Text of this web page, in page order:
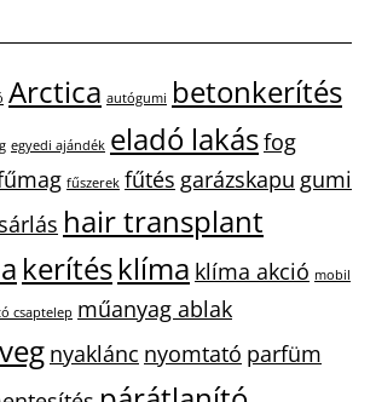
Arctica autógumi betonkerítés
egyedi ajándék eladó lakásfog
fűszerek fűtés garázskapu gumi
hair transplant
kerítésklíma klíma akció mobil
csaptelep műanyag ablak
nyaklánc nyomtató parfüm